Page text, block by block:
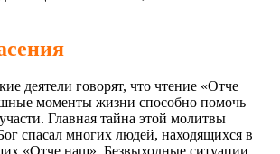
деятели говорят, что чтение «Отче
моменты жизни способно помочь
Главная тайна этой молитвы
спасал многих людей, находящихся в